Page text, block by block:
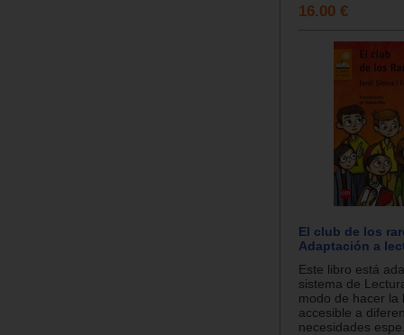
16.00 €
El club de los
Adaptación a
Este libro está
sistema de
modo de hacer la
accesible a
necesidades